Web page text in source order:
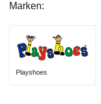
Marken:
Playshoes